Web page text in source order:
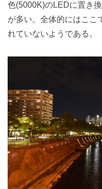
色(5000K)のLEDに置き
が多い。全体的にはここ
れていないようである。